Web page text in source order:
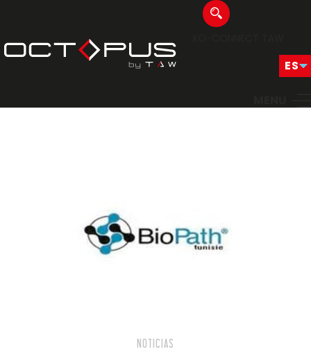
NOTICIAS